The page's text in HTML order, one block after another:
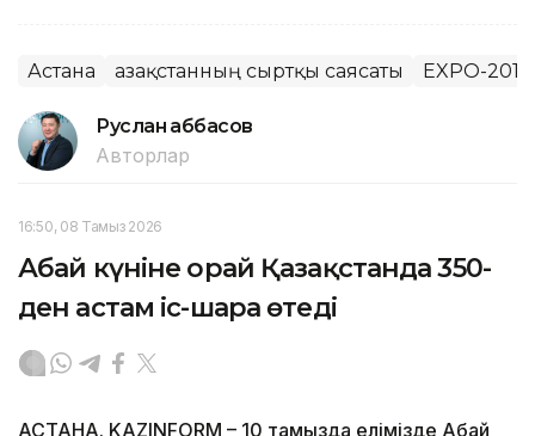
Астана Қазақстанның сыртқы саясаты EXPO-2017
Руслан Ғаббасов
Авторлар
16:50, 08 Тамыз 2026
Абай күніне орай Қазақстанда 350-
ден астам іс-шара өтеді
АСТАНА. KAZINFORM – 10 тамызда елімізде Абай